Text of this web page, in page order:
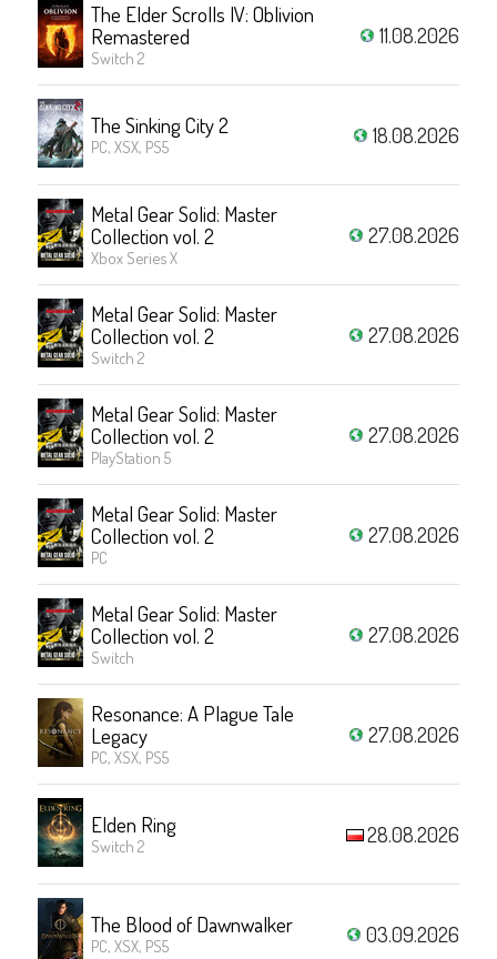
The Elder Scrolls IV: Oblivion
Remastered
Switch 2
11.08.2026
The Sinking City 2
PC, XSX, PS5 18.08.2026
Metal Gear Solid: Master
Collection vol. 2
Xbox Series X
27.08.2026
Metal Gear Solid: Master
Collection vol. 2
Switch 2
27.08.2026
Metal Gear Solid: Master
Collection vol. 2
PlayStation 5
27.08.2026
Metal Gear Solid: Master
Collection vol. 2
PC
27.08.2026
Metal Gear Solid: Master
Collection vol. 2
Switch
27.08.2026
Resonance: A Plague Tale
Legacy
PC, XSX, PS5
27.08.2026
Elden Ring
Switch 2 28.08.2026
The Blood of Dawnwalker
PC, XSX, PS5 03.09.2026